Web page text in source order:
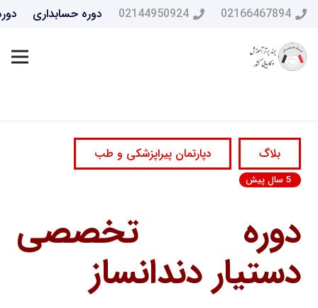
02166467894
02144950924 دوره حسابداری
بلاگ دپارتمان پیراپزشکی و طب
5 سال پیش
دوره تخصصی
دستیار دندانساز